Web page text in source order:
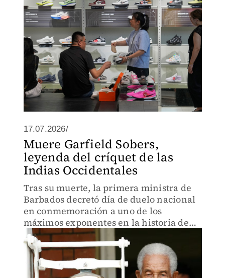
17.07.2026/
Muere Garfield Sobers,
leyenda del críquet de las
Indias Occidentales
Tras su muerte, la primera ministra de
Barbados decretó día de duelo nacional
en conmemoración a uno de los
máximos exponentes en la historia de
este deporte.